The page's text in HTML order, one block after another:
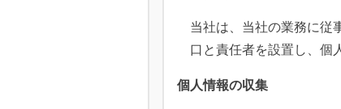
当社は、当社の業務に従
口と責任者を設置し、個
個人情報の収集